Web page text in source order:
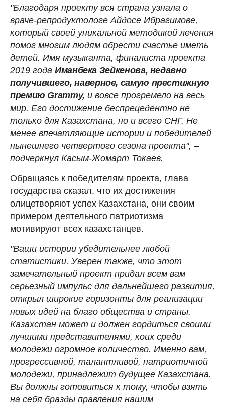
"Благодаря проекту вся страна узнала о
враче-репродуктологе Айдосе Ибрагимове,
который своей уникальной методикой лечения
помог многим людям обрести счастье иметь
детей. Имя музыканта, финалиста проекта
2019 года Иманбека Зейкенова, недавно
получившего, наверное, самую престижную
премию Grammy, и вовсе прогремело на весь
мир. Его достижение беспрецедентно не
только для Казахстана, но и всего СНГ. Не
менее впечатляющие истории и победителей
нынешнего четвертого сезона проекта", –
подчеркнул Касым-Жомарт Токаев.
Обращаясь к победителям проекта, глава
государства сказал, что их достижения
олицетворяют успех Казахстана, они своим
примером деятельного патриотизма
мотивируют всех казахстанцев.
"Ваши истории убедительнее любой
статистики. Уверен также, что этот
замечательный проект придал всем вам
серьезный импульс для дальнейшего развития,
открыл широкие горизонты для реализации
новых идей на благо общества и страны.
Казахстан может и должен гордиться своими
лучшими представителями, коих среди
молодежи огромное количество. Именно вам,
прогрессивной, талантливой, патриотичной
молодежи, принадлежит будущее Казахстана.
Вы должны готовиться к тому, чтобы взять
на себя бразды правления нашим